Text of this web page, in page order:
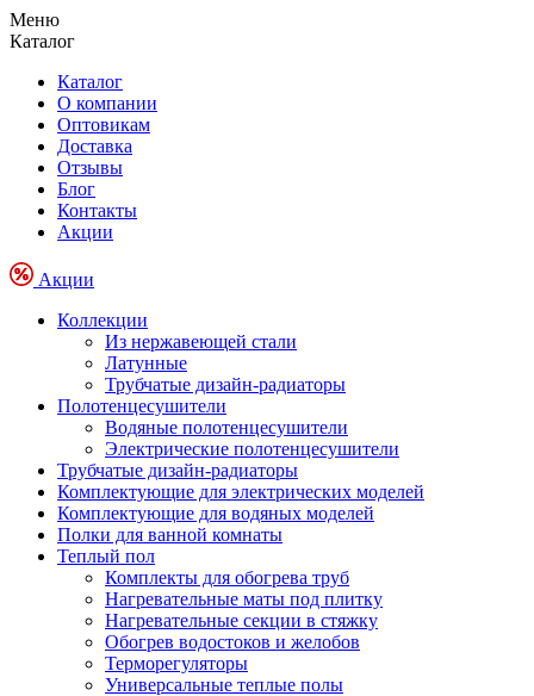
Меню
Каталог
Каталог
О компании
Оптовикам
Доставка
Отзывы
Блог
Контакты
Акции
Акции
Коллекции
Из нержавеющей стали
Латунные
Трубчатые дизайн-радиаторы
Полотенцесушители
Водяные полотенцесушители
Электрические полотенцесушители
Трубчатые дизайн-радиаторы
Комплектующие для электрических моделей
Комплектующие для водяных моделей
Полки для ванной комнаты
Теплый пол
Комплекты для обогрева труб
Нагревательные маты под плитку
Нагревательные секции в стяжку
Обогрев водостоков и желобов
Терморегуляторы
Универсальные теплые полы